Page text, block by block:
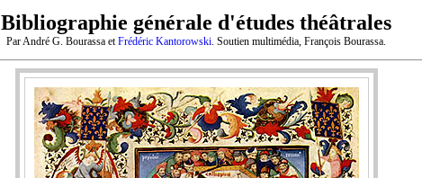
Bibliographie générale d'études théâtrales
Par André G. Bourassa etFrédéric Kantorowski. Soutien multimédia, François Bourassa.